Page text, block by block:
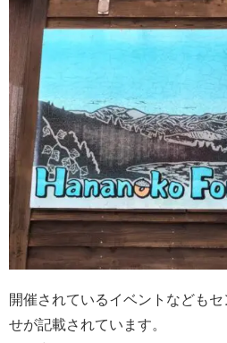
開催されているイベントなども
せが記載されています。